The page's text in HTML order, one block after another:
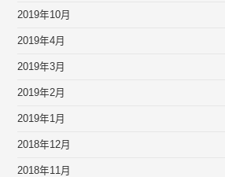
2019年10月
2019年4月
2019年3月
2019年2月
2019年1月
2018年12月
2018年11月